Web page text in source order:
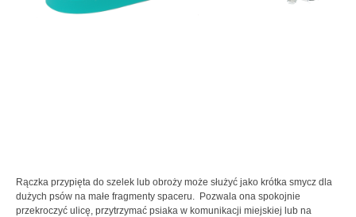
Rączka przypięta do szelek lub obroży może służyć jako krótka smycz dla
dużych psów na małe fragmenty spaceru. Pozwala ona spokojnie
przekroczyć ulicę, przytrzymać psiaka w komunikacji miejskiej lub na